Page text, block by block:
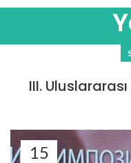
III.
15